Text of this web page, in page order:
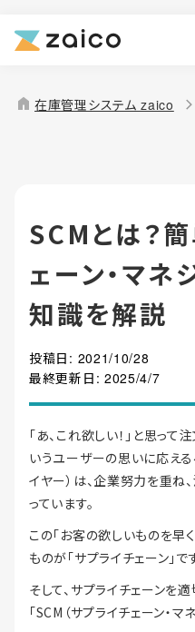
機能
解決できる課題
導入事例
home 在庫管理システム zaico
SCMとは？
ェーン・マネ
知識を解説
投稿日: 2021/10/28
最終更新日: 2025/4/7
「あ、これ欲しい！」と思っ
いうユーザーの思いに応える
イヤー）は、企業努力を重
っています。
この「お客の欲しいものを早
ものが「サプライチェーン」で
そして、サプライチェーンを
「SCM（サプライチェーン・マ